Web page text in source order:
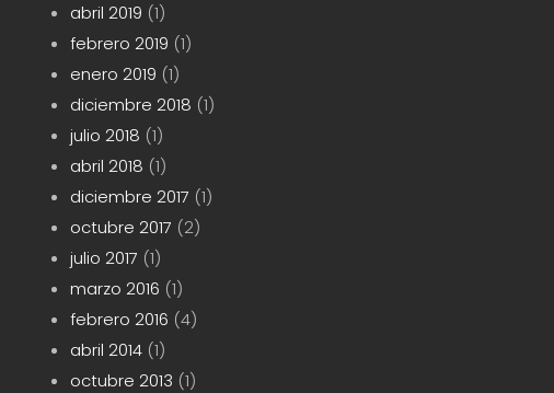
abril 2019 (1)
febrero 2019 (1)
enero 2019 (1)
diciembre 2018 (1)
julio 2018 (1)
abril 2018 (1)
diciembre 2017 (1)
octubre 2017 (2)
julio 2017 (1)
marzo 2016 (1)
febrero 2016 (4)
abril 2014(1)
octubre 2013 (1)